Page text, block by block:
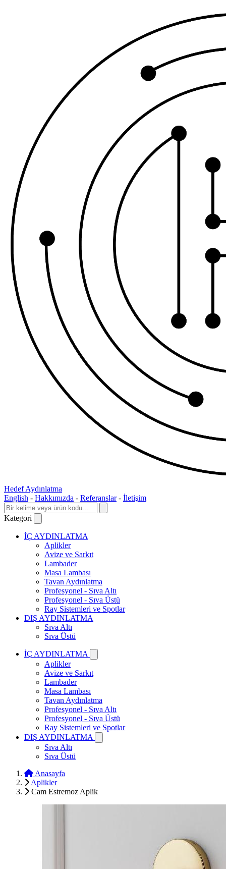
Hedef Aydınlatma
English - Hakkımızda - Referanslar - İletişim
Kategori
İÇ AYDINLATMA
Aplikler
Avize ve Sarkıt
Lambader
Masa Lambası
Tavan Aydınlatma
Profesyonel - Sıva Altı
Profesyonel - Sıva Üstü
Ray Sistemleri ve Spotlar
DIŞ AYDINLATMA
Sıva Altı
Sıva Üstü
İÇ AYDINLATMA
Aplikler
Avize ve Sarkıt
Lambader
Masa Lambası
Tavan Aydınlatma
Profesyonel - Sıva Altı
Profesyonel - Sıva Üstü
Ray Sistemleri ve Spotlar
DIŞ AYDINLATMA
Sıva Altı
Sıva Üstü
Anasayfa
Aplikler
Cam Estremoz Aplik